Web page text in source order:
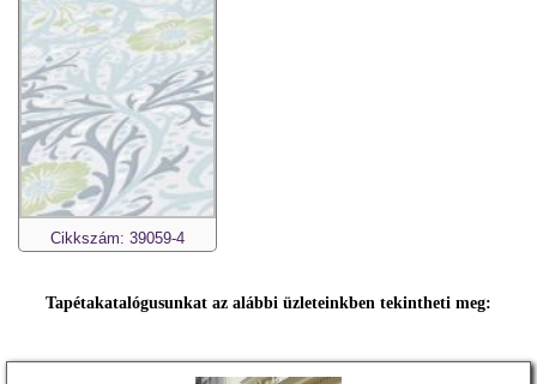
Cikkszám: 39059-4
Tapétakatalógusunkat az alábbi üzleteinkben tekintheti meg: